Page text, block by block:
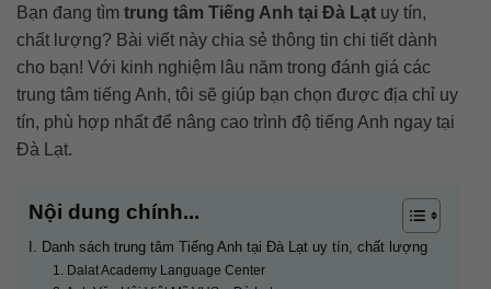
Bạn đang tìm trung tâm Tiếng Anh tại Đà Lạt uy tín,
chất lượng? Bài viết này chia sẻ thông tin chi tiết dành
cho bạn! Với kinh nghiệm lâu năm trong đánh giá các
trung tâm tiếng Anh, tôi sẽ giúp bạn chọn được địa chỉ uy
tín, phù hợp nhất để nâng cao trình độ tiếng Anh ngay tại
Đà Lạt.
Nội dung chính...
I. Danh sách trung tâm Tiếng Anh tại Đà Lạt uy tín, chất lượng
1. Dalat Academy Language Center